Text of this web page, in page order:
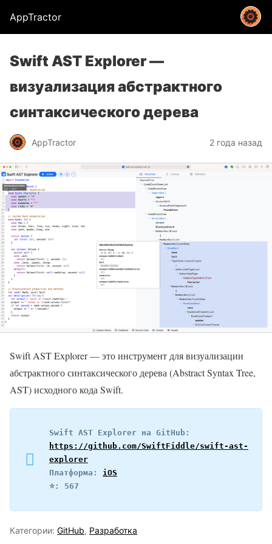
AppTractor
Swift AST Explorer —
визуализация абстрактного
синтаксического дерева
AppTractor 2 года назад
Swift AST Explorer — это инструмент для визуализации
абстрактного синтаксического дерева (Abstract Syntax Tree,
AST) исходного кода Swift.
https://github.com/SwiftFiddle/swift-ast-
explorer
Платформа: iOS
⭐️: 567
Категории: GitHub, Разработка